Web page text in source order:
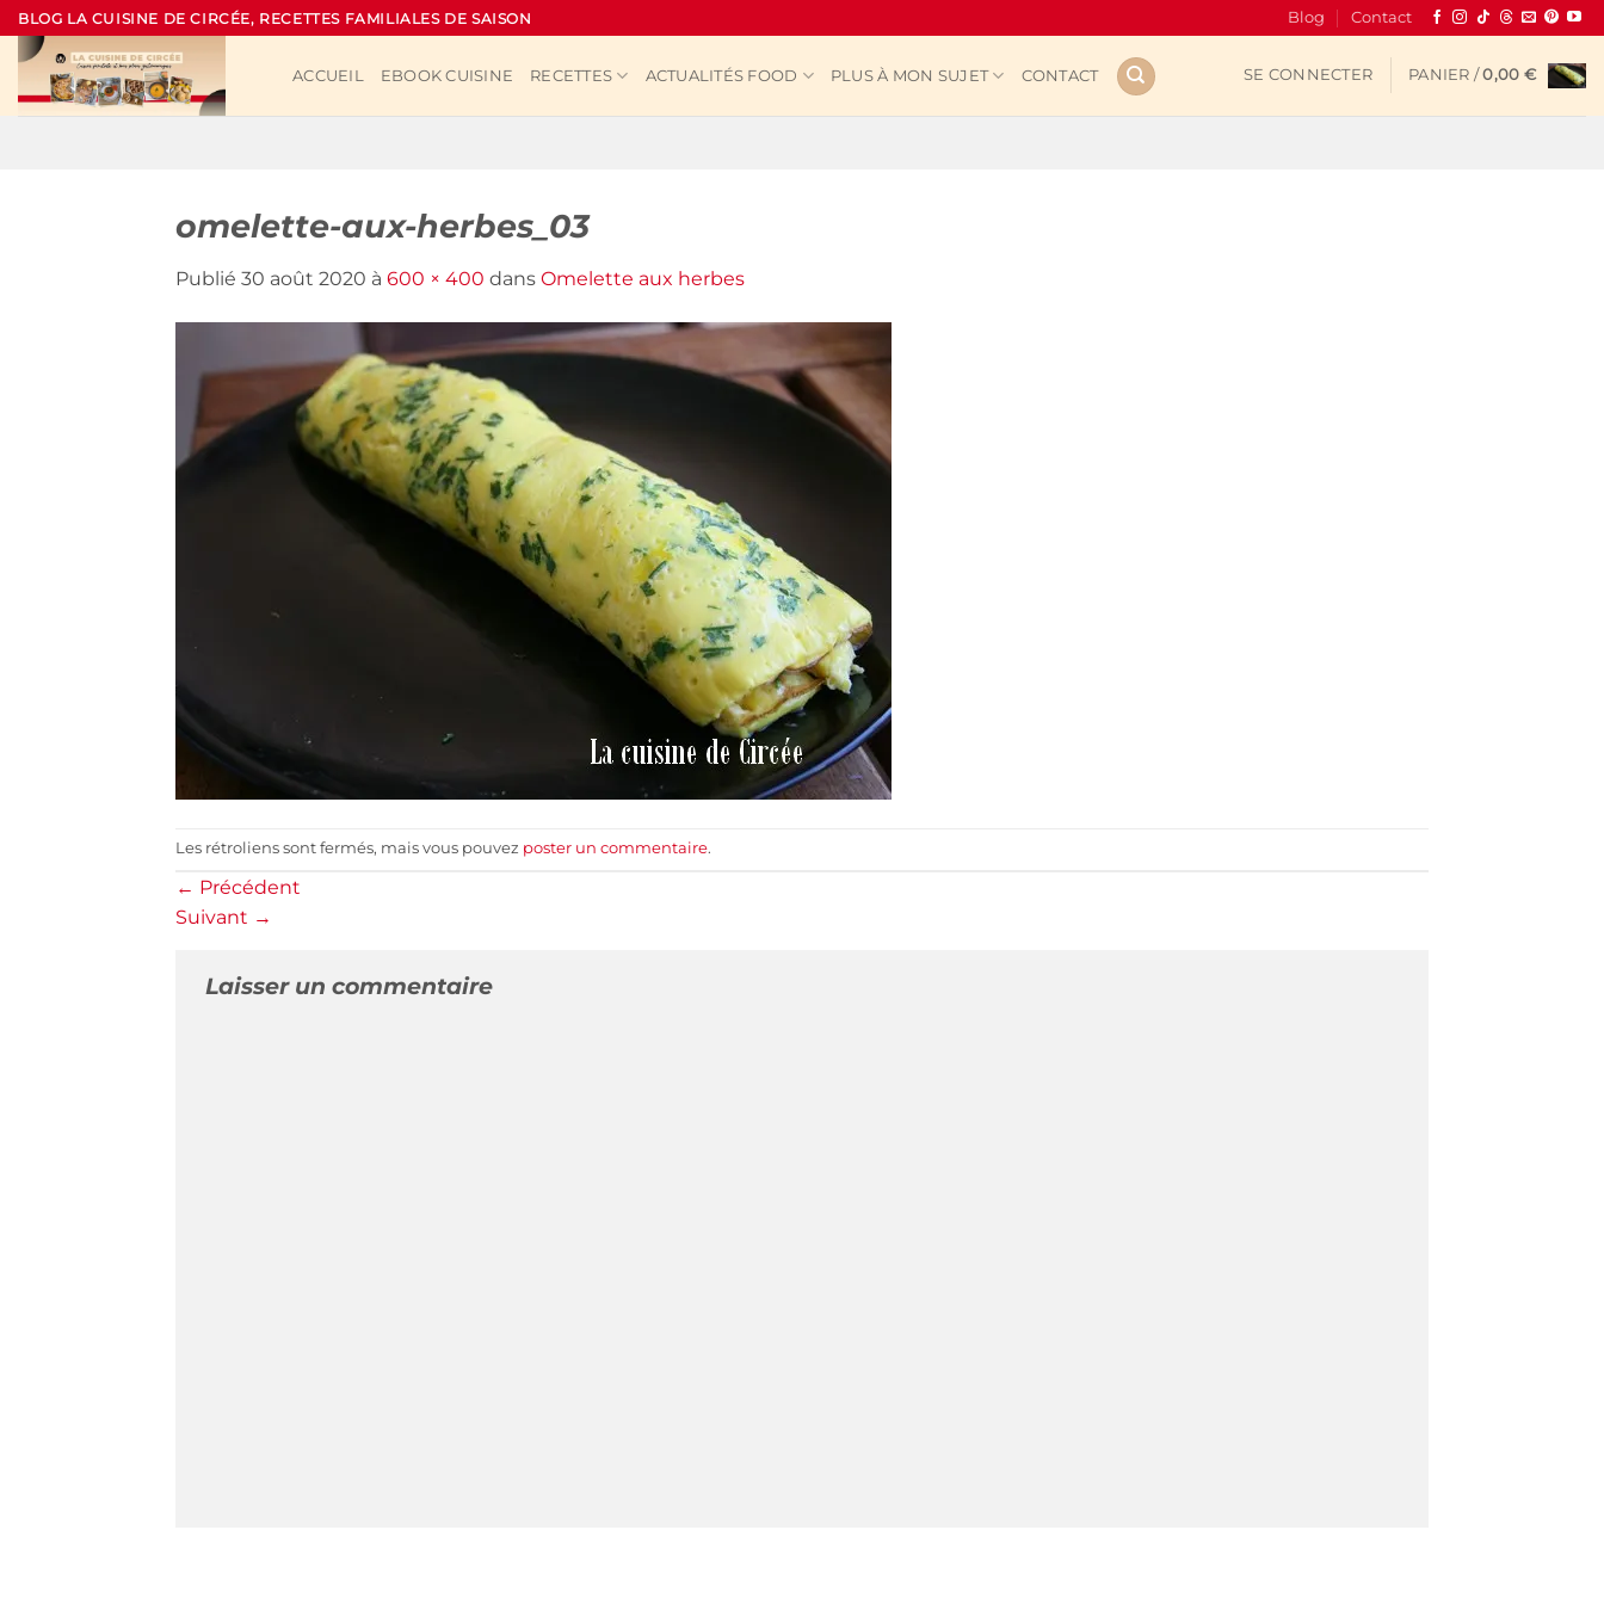
Passer
au
contenu
BLOG LA CUISINE DE CIRCÉE, RECETTES FAMILIALES DE SAISON Blog Contact
ACCUEIL EBOOK CUISINE RECETTES ACTUALITÉS FOOD PLUS À MON SUJET CONTACT SE CONNECTER PANIER /0,00 €
omelette-aux-herbes_03
Publié 30 août 2020 à 600 × 400 dans Omelette aux herbes
Les rétroliens sont fermés, mais vous pouvez poster un commentaire.
← Précédent
Suivant →
Laisser un commentaire